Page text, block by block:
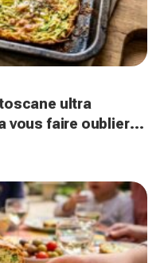
ultra
vous faire oublier